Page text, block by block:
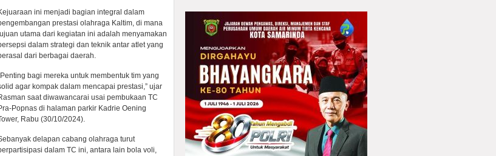
ini menjadi bagian integral dalam
prestasi olahraga Kaltim, di mana
utama dari kegiatan ini adalah menyamakan
dalam strategi dan teknik antar atlet yang
dari berbagai daerah.
bagi mereka untuk membentuk tim yang
agar kompak dalam mencapai prestasi,” ujar
saat diwawancarai usai pembukaan TC
Popnas di halaman parkir Kadrie Oening
Rabu (30/10/2024).
delapan cabang olahraga turut
dalam TC ini, antara lain bola voli,